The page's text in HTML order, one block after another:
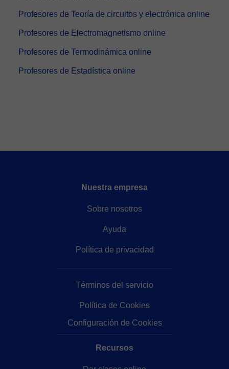
Profesores de Teoría de circuitos y electrónica online
Profesores de Electromagnetismo online
Profesores de Termodinámica online
Profesores de Estadística online
Nuestra empresa
Sobre nosotros
Ayuda
Política de privacidad
Términos del servicio
Política de Cookies
Configuración de Cookies
Recursos